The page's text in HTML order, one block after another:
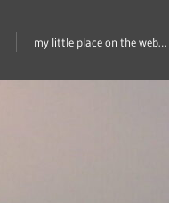
my little place on the web…